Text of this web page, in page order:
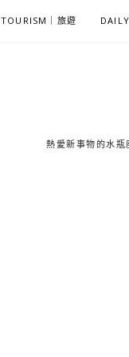
TOURISM｜旅遊
熱愛新事物的水